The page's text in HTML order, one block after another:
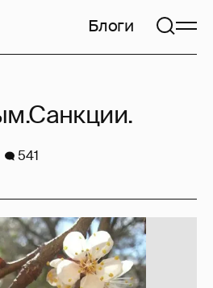
Блоги
541